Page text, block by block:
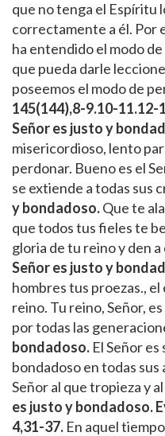
que no tenga el Espíritu
correctamente a él. Por
ha entendido el modo
que pueda darle
poseemos el modo de
145(144),8-9.10-11.12-
Señor es justo y
misericordioso, lento
perdonar. Bueno es el
se extiende a todas sus
y bondadoso.Que te
que todos tus fieles te
gloria de tu reino y den
Señor es justo y
hombres tus proezas.,
reino. Tu reino, Señor,
por todas las
bondadoso. El Señor
bondadoso en todas sus
Señor al que tropieza y
es justo y bondadoso.
4,31-37. En aquel